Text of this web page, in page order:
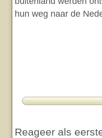
hun weg naar de
Reageer als